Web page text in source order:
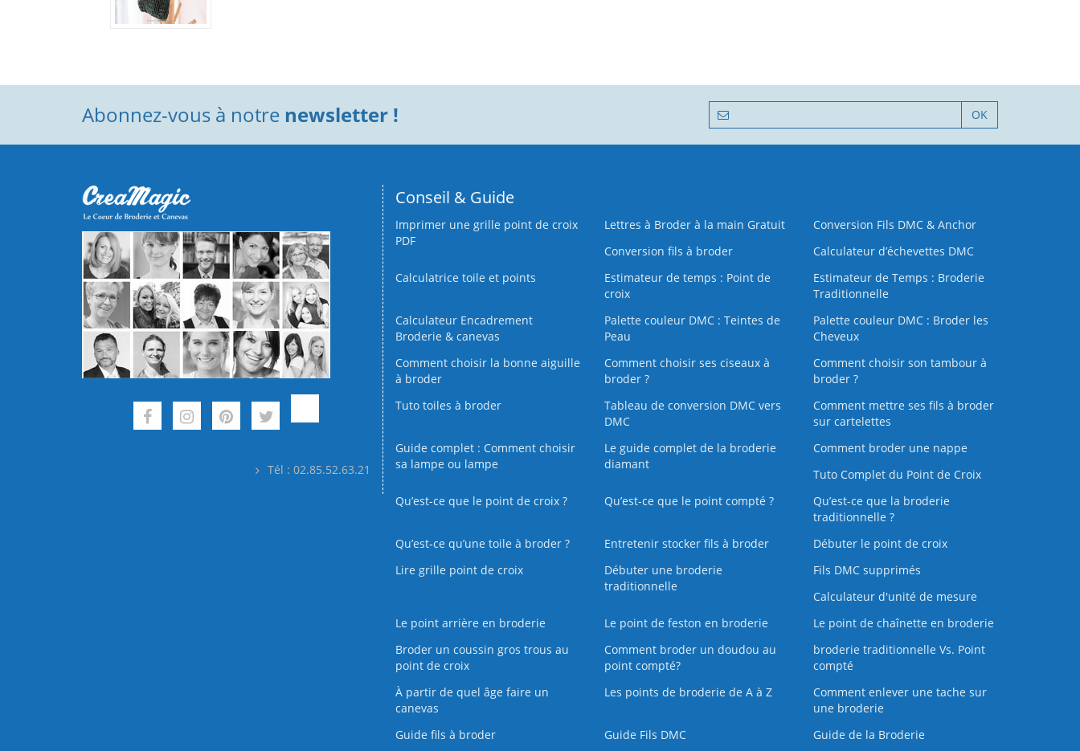
Abonnez-vous à notre newsletter ! OK
Tél : 02.85.52.63.21
Conseil & Guide
Imprimer une grille point de croix
PDF
Lettres à Broder à la main Gratuit
Conversion Fils DMC & Anchor
Conversion fils à broder
Calculateur d’échevettes DMC
Calculatrice toile et points
Estimateur de temps : Point de
croix
Estimateur de Temps : Broderie
Traditionnelle
Calculateur Encadrement
Broderie & canevas
Palette couleur DMC : Teintes de
Peau
Palette couleur DMC : Broder les
Cheveux
Comment choisir la bonne aiguille
à broder
Comment choisir ses ciseaux à
broder ?
Comment choisir son tambour à
broder ?
Tuto toiles à broder
Tableau de conversion DMC vers
DMC
Comment mettre ses fils à broder
sur cartelettes
Guide complet : Comment choisir
sa lampe ou lampe
Le guide complet de la broderie
diamant
Comment broder une nappe
Tuto Complet du Point de Croix
Qu’est-ce que le point de croix ?
Qu’est-ce que le point compté ?
Qu’est-ce que la broderie
traditionnelle ?
Qu’est‑ce qu’une toile à broder ?
Entretenir stocker fils à broder
Débuter le point de croix
Lire grille point de croix
Débuter une broderie
traditionnelle
Fils DMC supprimés
Calculateur d'unité de mesure
Le point arrière en broderie
Le point de feston en broderie
Le point de chaînette en broderie
Broder un coussin gros trous au
point de croix
Comment broder un doudou au
point compté?
broderie traditionnelle Vs. Point
compté
À partir de quel âge faire un
canevas
Les points de broderie de A à Z
Comment enlever une tache sur
une broderie
Guide fils à broder
Guide Fils DMC Guide de la Broderie